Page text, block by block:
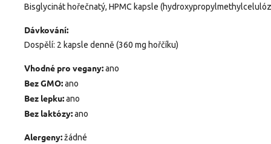
Bisglycinát hořečnatý, HPMC kapsle
Dávkování:
Dospělí: 2 kapsle denně (360 mg hořčíku)
Vhodné pro vegany:ano
Bez GMO:ano
Bez lepku:ano
Bez laktózy:ano
Alergeny:žádné